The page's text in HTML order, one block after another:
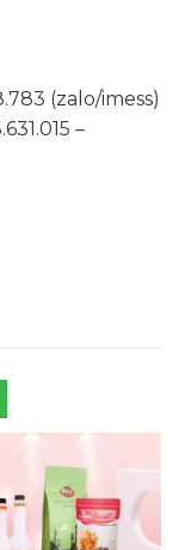
(zalo/imess)
–
code 46/BarStik-G